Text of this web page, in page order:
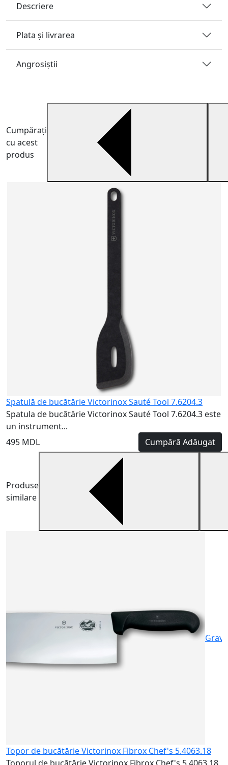
Descriere
Plata și livrarea
Angrosiştii
Cumpărați
cu acest
produs
Spatulă de bucătărie Victorinox Sauté Tool 7.6204.3
Spatula de bucătărie Victorinox Sauté Tool 7.6204.3 este
un instrument...
495 MDL
Cumpără Adăugat
Produse
similare
Topor de bucătărie Victorinox Fibrox Chef's 5.4063.18